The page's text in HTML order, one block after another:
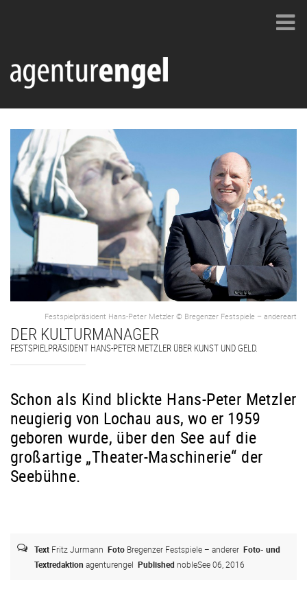
Festspielpräsident Hans-Peter Metzler © Bregenzer Festspiele – andereart
DER KULTURMANAGER
FESTSPIELPRÄSIDENT HANS-PETER METZLER ÜBER KUNST UND GELD.
Schon als Kind blickte Hans-Peter Metzler
neugierig von Lochau aus, wo er 1959
geboren wurde, über den See auf die
großartige „Theater-Maschinerie“ der
Seebühne.
Text Fritz Jurmann Foto Bregenzer Festspiele – anderer Foto- und
Textredaktion agenturengel Published nobleSee 06, 2016